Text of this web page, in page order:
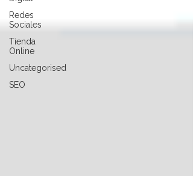
Redes
Sociales
Tienda
Online
Uncategorised
SEO